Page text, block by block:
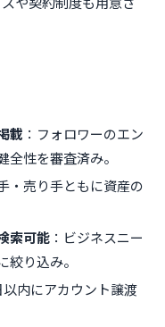
載 ：フォロワーのエン
性を審査済み。
・売り手ともに資産の
索可能 ：ビジネスニー
り込み。
以内にアカウント譲渡